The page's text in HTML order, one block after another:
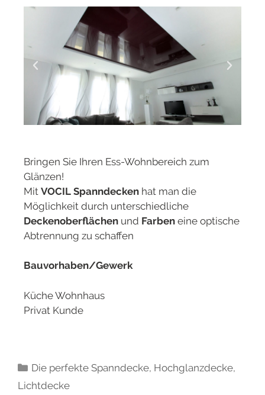
Bringen Sie Ihren Ess-Wohnbereich zum
Glänzen!
Mit VOCIL Spanndecken hat man die
Möglichkeit durch unterschiedliche
Deckenoberflächen und Farben eine optische
Abtrennung zu schaffen
Bauvorhaben/Gewerk
Küche Wohnhaus
Privat Kunde
Die perfekte Spanndecke, Hochglanzdecke,
Lichtdecke